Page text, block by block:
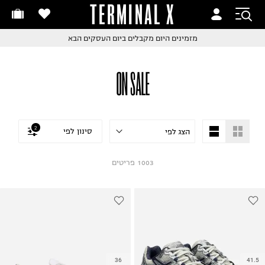
TERMINAL X
מזמינים היום מקבלים ביום העסקים הבא
ON SALE
סינון לפי 2
1003 פריטים
41.5
36